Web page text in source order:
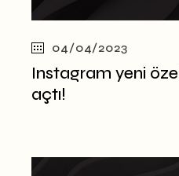
04/04/2023
Instagram yeni
açtı!